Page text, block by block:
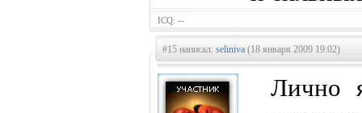
ICQ: --
#15 написал: seliniva (18 января 2009 19:02)
Лично